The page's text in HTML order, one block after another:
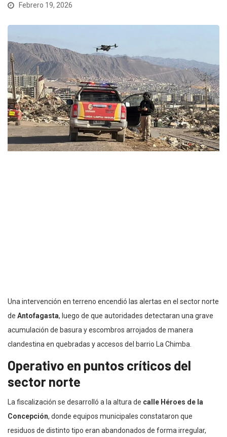
Febrero 19, 2026
Una intervención en terreno encendió las alertas en el sector norte
de Antofagasta, luego de que autoridades detectaran una grave
acumulación de basura y escombros arrojados de manera
clandestina en quebradas y accesos del barrio La Chimba.
Operativo en puntos críticos del
sector norte
La fiscalización se desarrolló a la altura de calle Héroes de la
Concepción, donde equipos municipales constataron que
residuos de distinto tipo eran abandonados de forma irregular,